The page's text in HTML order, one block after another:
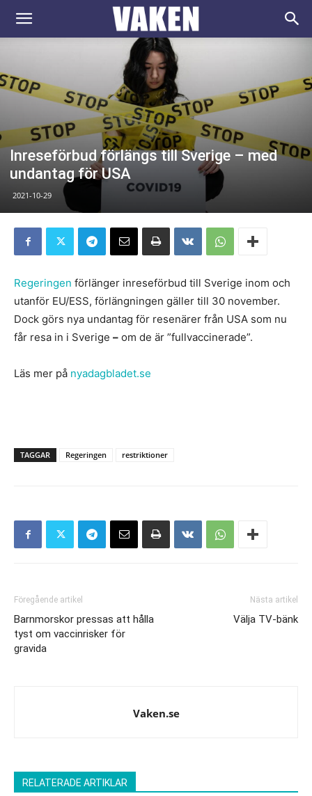
VAKEN.se
Inreseförbud förlängs till Sverige – med
undantag för USA
2021-10-29
Regeringen förlänger inreseförbud till Sverige inom och
utanför EU/ESS, förlängningen gäller till 30 november.
Dock görs nya undantag för resenärer från USA som nu
får resa in i Sverige – om de är ”fullvaccinerade”.
Läs mer på nyadagbladet.se
TAGGAR Regeringen restriktioner
Föregående artikel
Barnmorskor pressas att hålla
tyst om vaccinrisker för
gravida
Nästa artikel
Välja TV-bänk
Vaken.se
RELATERADE ARTIKLAR